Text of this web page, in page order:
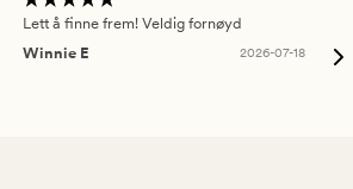
Lett å finne frem! Veldig fornøyd
Winnie E
2026-07-18